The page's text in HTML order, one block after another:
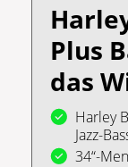
Plus
das
Harley
Jazz-
34“-